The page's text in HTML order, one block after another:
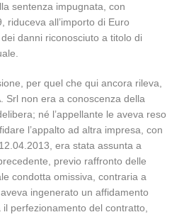
sentenza impugnata, con
riduceva all’importo di Euro
danni riconosciuto a titolo di
per quel che qui ancora rileva,
Srl non era a conoscenza della
né l’appellante le aveva reso
l’appalto ad altra impresa, con
era stata assunta a
previo raffronto delle
condotta omissiva, contraria a
ingenerato un affidamento
perfezionamento del contratto,